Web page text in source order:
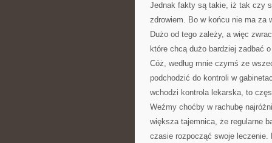
Jednak fakty są takie, iż tak czy
zdrowiem. Bo w końcu nie ma za
Dużo od tego zależy, a więc
które chcą dużo bardziej zadbać
Cóż, według mnie czymś ze
podchodzić do kontroli w
wchodzi kontrola lekarska, to
Weźmy choćby w rachubę
większa tajemnica, że regularne
czasie rozpocząć swoje leczenie.